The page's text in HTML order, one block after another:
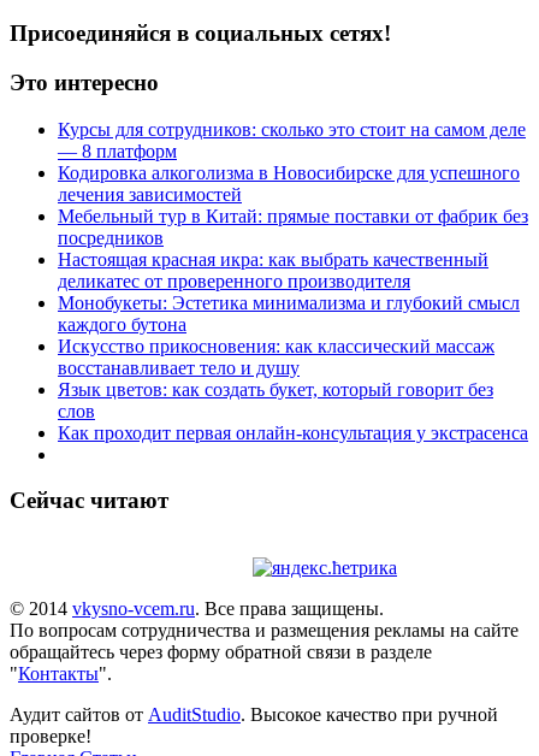
Присоединяйся в социальных сетях!
Это интересно
Курсы для сотрудников: сколько это стоит на самом деле
— 8 платформ
Кодировка алкоголизма в Новосибирске для успешного
лечения зависимостей
Мебельный тур в Китай: прямые поставки от фабрик без
посредников
Настоящая красная икра: как выбрать качественный
деликатес от проверенного производителя
Монобукеты: Эстетика минимализма и глубокий смысл
каждого бутона
Искусство прикосновения: как классический массаж
восстанавливает тело и душу
Язык цветов: как создать букет, который говорит без
слов
Как проходит первая онлайн-консультация у экстрасенса
Сейчас читают
© 2014 vkysno-vcem.ru. Все права защищены.
По вопросам сотрудничества и размещения рекламы на сайте
обращайтесь через форму обратной связи в разделе
"Контакты".
Аудит сайтов от AuditStudio. Высокое качество при ручной
проверке!